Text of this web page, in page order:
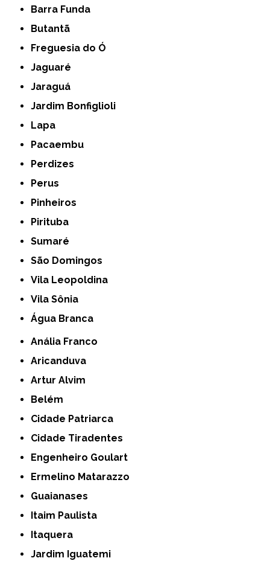
Barra Funda
Butantã
Freguesia do Ó
Jaguaré
Jaraguá
Jardim Bonfiglioli
Lapa
Pacaembu
Perdizes
Perus
Pinheiros
Pirituba
Sumaré
São Domingos
Vila Leopoldina
Vila Sônia
Água Branca
Anália Franco
Aricanduva
Artur Alvim
Belém
Cidade Patriarca
Cidade Tiradentes
Engenheiro Goulart
Ermelino Matarazzo
Guaianases
Itaim Paulista
Itaquera
Jardim Iguatemi